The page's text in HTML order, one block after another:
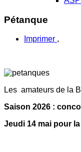
Pétanque
Imprimer ,
s
Les amateurs de la
Saison 2026 :
Jeudi 14 mai pour